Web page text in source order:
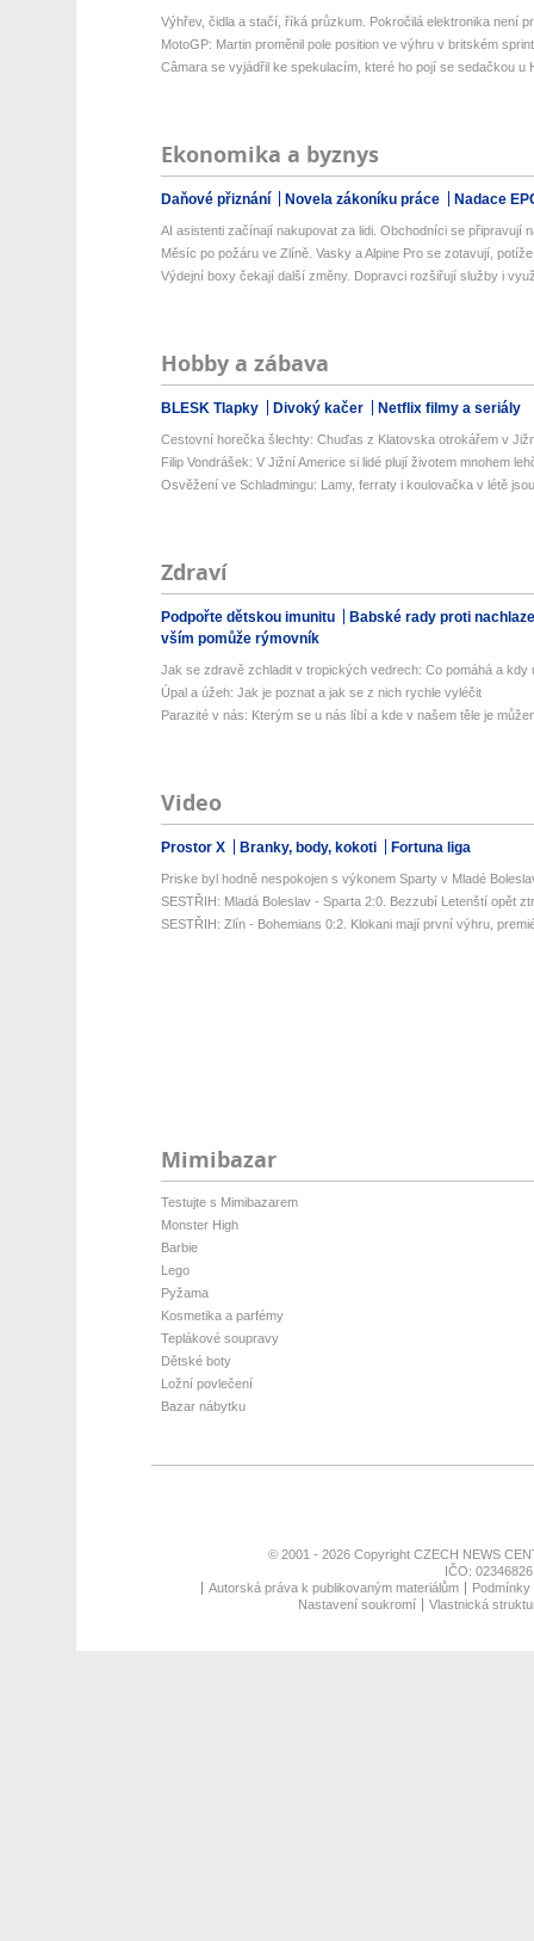
Výhřev, čidla a stačí, říká průzkum. Pokročilá elektronika není
MotoGP: Martin proměnil pole position ve výhru v britském
Câmara se vyjádřil ke spekulacím, které ho pojí se sedačkou u
Ekonomika a byznys
Daňové přiznání Novela zákoníku práce Nadace
AI asistenti začínají nakupovat za lidi. Obchodníci se připravují
Měsíc po požáru ve Zlíně. Vasky a Alpine Pro se zotavují, potíže
Výdejní boxy čekají další změny. Dopravci rozšiřují služby i
Hobby a zábava
BLESK Tlapky Divoký kačer Netflix filmy a seriály
Cestovní horečka šlechty: Chuďas z Klatovska otrokářem v
Filip Vondrášek: V Jižní Americe si lidé plují životem mnohem
Osvěžení ve Schladmingu: Lamy, ferraty i koulovačka v létě
Zdraví
Podpořte dětskou imunitu
Babské rady proti
vším pomůže rýmovník
Jak se zdravě zchladit v tropických vedrech: Co pomáhá a kdy
Úpal a úžeh: Jak je poznat a jak se z nich rychle vyléčit
Parazité v nás: Kterým se u nás líbí a kde v našem těle je
Video
Prostor X Branky, body, kokoti Fortuna liga
Priske byl hodně nespokojen s výkonem Sparty v Mladé
SESTŘIH: Mladá Boleslav - Sparta 2:0. Bezzubí Letenští opět
SESTŘIH: Zlín - Bohemians 0:2. Klokani mají první výhru,
Mimibazar
Testujte s Mimibazarem
Monster High
Barbie
Lego
Pyžama
Kosmetika a parfémy
Teplákové soupravy
Dětské boty
Ložní povlečení
Bazar nábytku
© 2001 - 2026 Copyright CZECH NEWS
IČO:
Autorská práva k publikovaným materiálům
Nastavení soukromí
Vlastnická